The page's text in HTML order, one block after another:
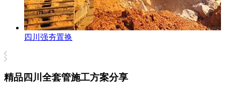
四川强夯置换
精品四川全套管施工方案分享